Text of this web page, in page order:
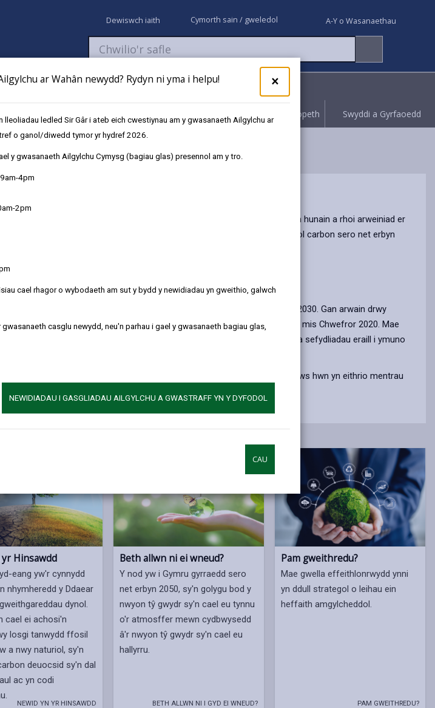
×
ar Wahân newydd? Rydyn ni yma i helpu!
ledled Sir Gâr i ateb eich cwestiynau am y gwasanaeth Ailgylchu ar
o ganol/diwedd tymor yr hydref 2026.
y gwasanaeth Ailgylchu Cymysg (bagiau glas) presennol am y tro.
4pm
2pm
cael rhagor o wybodaeth am sut y bydd y newidiadau yn gweithio, galwch
casglu newydd, neu'n parhau i gael y gwasanaeth bagiau glas,
NEWIDIADAU I GASGLIADAU AILGYLCHU A GWASTRAFF YN Y DYFODOL
CAU
Dewiswch iaith Cymorth sain / gweledol A-Y o Wasanaethau
Talu Cyflwyno cais Rhoi gwybod Hawliwch bopeth Swyddi a Gyrfaoedd
bwysig i’w chwarae er mwyn lleihau ein hallyriadau nwyon tŷ gwydr ein hunain a rhoi arweiniad er
yn mabwysiadu ymagwedd bragmatig tuag at ddod yn awdurdod lleol carbon sero net erbyn
hinsawdd, gan ymrwymo i ddod yn awdurdod carbon sero net erbyn 2030. Gan arwain drwy
carbon sero net cynhwysfawr, a gymeradwywyd gan y cyngor llawn ym mis Chwefror 2020. Mae
lleihau allyriadau nwyon tŷ gwydr ac ysbrydoli ein preswylwyr, busnesau a sefydliadau eraill i ymuno
i ddechrau ar ein hallyriadau carbon mesuradwy. Nid yw'r ffocws hwn yn eithrio mentrau
adrannau'r Cyngor.
Hinsawdd
eang yw'r cynnydd
nhymheredd y Ddaear
dynol.
cael ei achosi'n
losgi tanwydd ffosil
a nwy naturiol, sy'n
deuocsid sy'n dal
ac yn codi
NEWID YN YR HINSAWDD
Beth allwn ni ei wneud?
Y nod yw i Gymru gyrraedd sero
net erbyn 2050, sy'n golygu bod y
nwyon tŷ gwydr sy'n cael eu tynnu
o'r atmosffer mewn cydbwysedd
â'r nwyon tŷ gwydr sy'n cael eu
hallyrru.
BETH ALLWN NI I GYD EI WNEUD?
Pam gweithredu?
Mae gwella effeithlonrwydd ynni
yn ddull strategol o leihau ein
heffaith amgylcheddol.
PAM GWEITHREDU?